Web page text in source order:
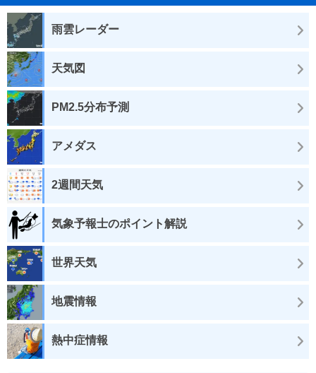
雨雲レーダー
天気図
PM2.5分布予測
アメダス
2週間天気
気象予報士のポイント解説
世界天気
地震情報
熱中症情報